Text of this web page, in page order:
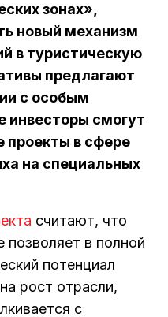
зонах»,
новый механизм
в туристическую
предлагают
с особым
инвесторы смогут
проекты в сфере
на специальных
считают, что
в полной
потенциал
рост отрасли,
с